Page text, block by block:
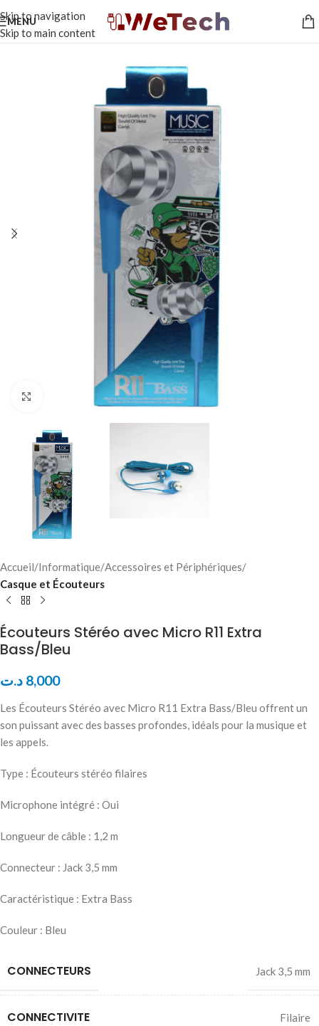
Skip to navigation
Skip to main content
MENU
Click to enlarge
Accueil Informatique Accessoires et Périphériques
Casque et Écouteurs
Écouteurs Stéréo avec Micro R11 Extra
Bass/Bleu
8,000 د.ت
Les Écouteurs Stéréo avec Micro R11 Extra Bass/Bleu offrent un
son puissant avec des basses profondes, idéals pour la musique et
les appels.
Type : Écouteurs stéréo filaires
Microphone intégré : Oui
Longueur de câble : 1,2 m
Connecteur : Jack 3,5 mm
Caractéristique : Extra Bass
Couleur : Bleu
CONNECTEURS Jack 3,5 mm
CONNECTIVITE Filaire